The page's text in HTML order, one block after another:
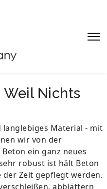
Nichts
Material - mit
wir von der
ein ganz neues
robust ist hält Beton
der Zeit gepflegt werden.
abblättern